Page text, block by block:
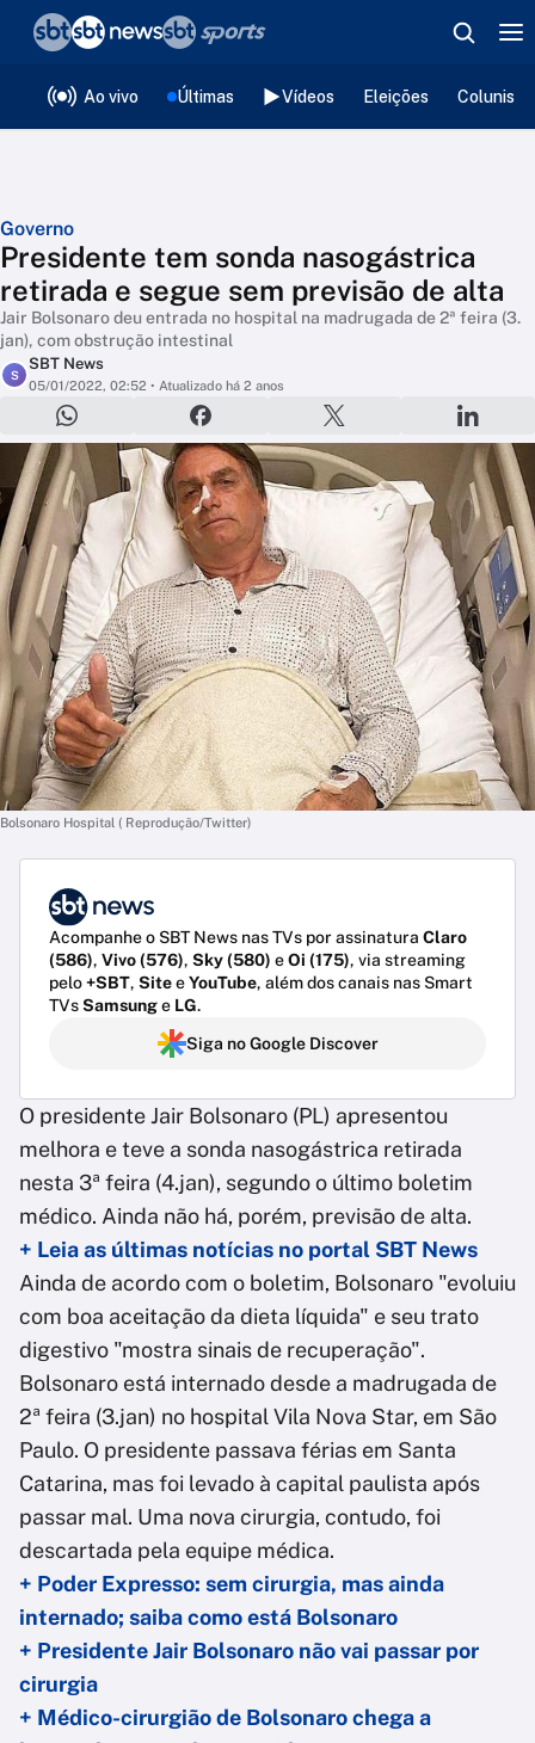
Ao vivo Últimas Vídeos Eleições
Governo
Presidente tem sonda nasogástrica
retirada e segue sem previsão de alta
Jair Bolsonaro deu entrada no hospital na madrugada de 2ª feira (3.
jan), com obstrução intestinal
S
SBT News
05/01/2022, 02:52 • Atualizado há 2 anos
Bolsonaro Hospital ( Reprodução/Twitter)
Acompanhe o SBT News nas TVs por assinatura Claro
(586), Vivo (576), Sky (580) eOi (175), via streaming
pelo+SBT, SiteeYouTube, além dos canais nas Smart
TVsSamsunge LG.
Siga no Google Discover
O presidente Jair Bolsonaro (PL) apresentou
melhora e teve a sonda nasogástrica retirada
nesta 3ª feira (4.jan), segundo o último boletim
médico. Ainda não há, porém, previsão de alta.
+ Leia as últimas notícias no portal SBT News
Ainda de acordo com o boletim, Bolsonaro "evoluiu
com boa aceitação da dieta líquida" e seu trato
digestivo "mostra sinais de recuperação".
Bolsonaro está internado desde a madrugada de
2ª feira (3.jan) no hospital Vila Nova Star, em São
Paulo. O presidente passava férias em Santa
Catarina, mas foi levado à capital paulista após
passar mal. Uma nova cirurgia, contudo, foi
descartada pela equipe médica.
+ Poder Expresso: sem cirurgia, mas ainda
internado; saiba como está Bolsonaro
+ Presidente Jair Bolsonaro não vai passar por
cirurgia
+ Médico-cirurgião de Bolsonaro chega a
❮voltar
Editorias